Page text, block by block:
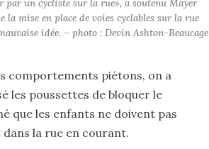
par un cycliste sur la rue», a soutenu Mayer
la mise en place de voies cyclables sur la rue
idée. – photo : Devin Ashton-Beaucage
comportements piétons, on a
les poussettes de bloquer le
que les enfants ne doivent pas
la rue en courant.